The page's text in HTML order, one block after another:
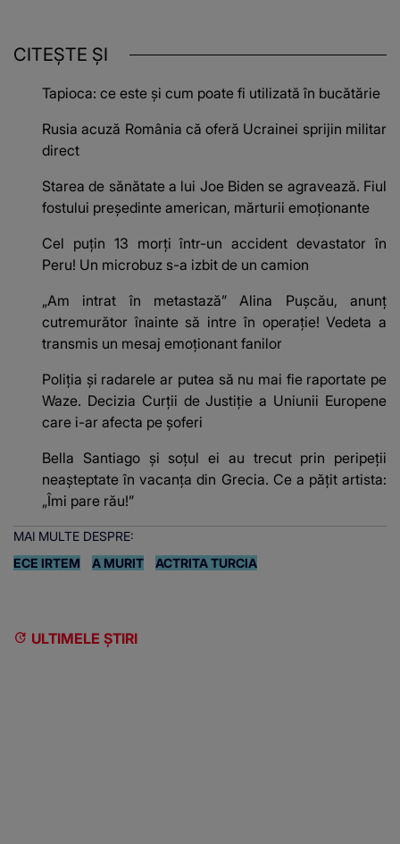
CITEȘTE ȘI
Tapioca: ce este și cum poate fi utilizată în bucătărie
Rusia acuză România că oferă Ucrainei sprijin militar
direct
Starea de sănătate a lui Joe Biden se agravează. Fiul
fostului președinte american, mărturii emoționante
Cel puțin 13 morți într-un accident devastator în
Peru! Un microbuz s-a izbit de un camion
„Am intrat în metastază” Alina Pușcău, anunț
cutremurător înainte să intre în operație! Vedeta a
transmis un mesaj emoționant fanilor
Poliţia şi radarele ar putea să nu mai fie raportate pe
Waze. Decizia Curţii de Justiție a Uniunii Europene
care i-ar afecta pe şoferi
Bella Santiago și soțul ei au trecut prin peripeții
neașteptate în vacanța din Grecia. Ce a pățit artista:
„Îmi pare rău!”
MAI MULTE DESPRE:
ECE IRTEM
A MURIT ACTRITA TURCIA
ULTIMELE ȘTIRI